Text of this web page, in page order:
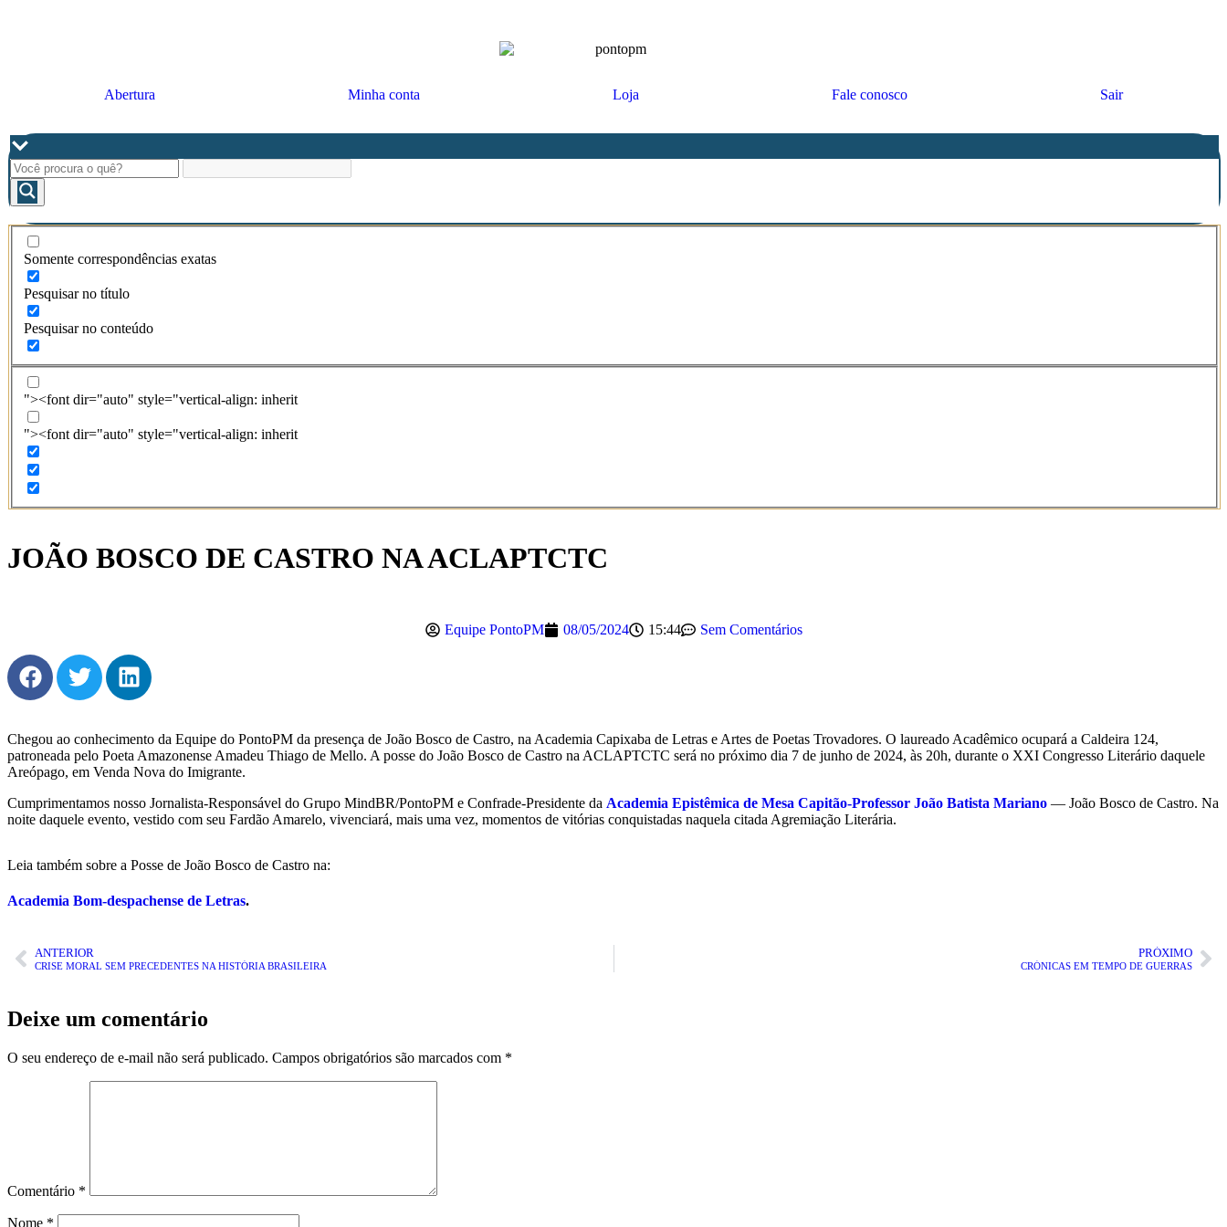
Abertura Minha conta Loja Fale conosco Sair
Somente correspondências exatas
Pesquisar no título
Pesquisar no conteúdo
"><font dir="auto" style="vertical-align: inherit
"><font dir="auto" style="vertical-align: inherit
JOÃO BOSCO DE CASTRO NA ACLAPTCTC
Equipe PontoPM 08/05/2024 15:44 Sem Comentários
Chegou ao conhecimento da Equipe do PontoPM da presença de João Bosco de Castro, na Academia Capixaba de Letras e Artes de Poetas Trovadores. O laureado Acadêmico ocupará a Caldeira 124,
patroneada pelo Poeta Amazonense Amadeu Thiago de Mello. A posse do João Bosco de Castro na ACLAPTCTC será no próximo dia 7 de junho de 2024, às 20h, durante o XXI Congresso Literário daquele
Areópago, em Venda Nova do Imigrante.
Cumprimentamos nosso Jornalista-Responsável do Grupo MindBR/PontoPM e Confrade-Presidente da Academia Epistêmica de Mesa Capitão-Professor João Batista Mariano — João Bosco de Castro. Na
noite daquele evento, vestido com seu Fardão Amarelo, vivenciará, mais uma vez, momentos de vitórias conquistadas naquela citada Agremiação Literária.
Leia também sobre a Posse de João Bosco de Castro na:
Academia Bom-despachense de Letras.
ANTERIOR
CRISE MORAL SEM PRECEDENTES NA HISTÓRIA BRASILEIRA
PRÓXIMO
CRÓNICAS EM TEMPO DE GUERRAS
Deixe um comentário
O seu endereço de e-mail não será publicado. Campos obrigatórios são marcados com *
Comentário *
Nome *